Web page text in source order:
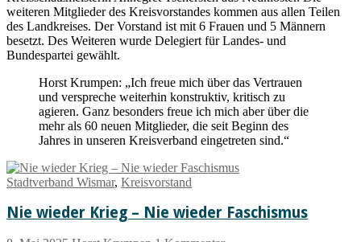
weiteren Mitglieder des Kreisvorstandes kommen aus allen Teilen
des Landkreises. Der Vorstand ist mit 6 Frauen und 5 Männern
besetzt. Des Weiteren wurde Delegiert für Landes- und
Bundespartei gewählt.
Horst Krumpen: „Ich freue mich über das Vertrauen
und verspreche weiterhin konstruktiv, kritisch zu
agieren. Ganz besonders freue ich mich aber über die
mehr als 60 neuen Mitglieder, die seit Beginn des
Jahres in unseren Kreisverband eingetreten sind.“
Stadtverband Wismar, Kreisvorstand
Nie wieder Krieg – Nie wieder Faschismus